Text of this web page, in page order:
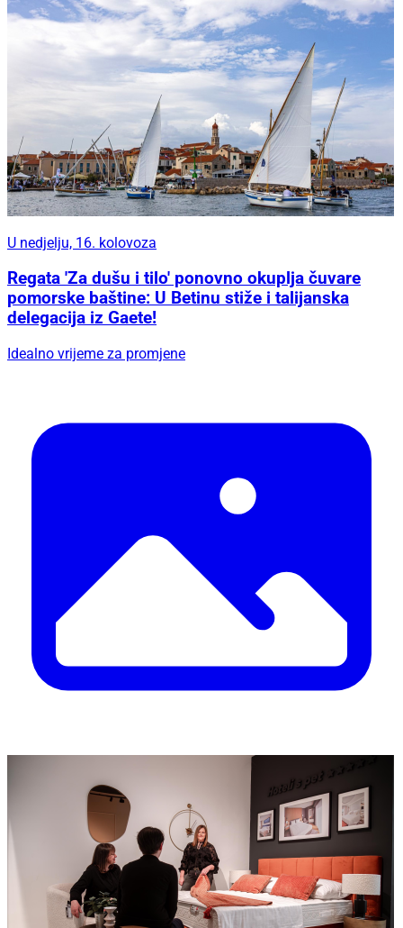
U nedjelju, 16. kolovoza
Regata 'Za dušu i tilo' ponovno okuplja čuvare
pomorske baštine: U Betinu stiže i talijanska
delegacija iz Gaete!
Idealno vrijeme za promjene